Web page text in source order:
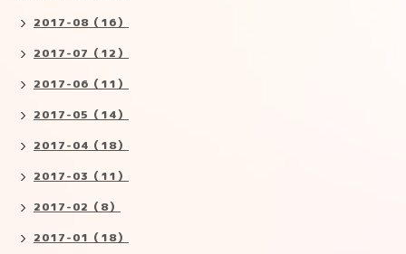
2017-08（16）
2017-07（12）
2017-06（11）
2017-05（14）
2017-04（18）
2017-03（11）
2017-02（8）
2017-01（18）